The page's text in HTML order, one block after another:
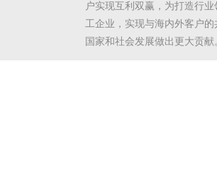
户实现互利双赢，为打造行
工企业，实现与海内外客户
国家和社会发展做出更大贡献